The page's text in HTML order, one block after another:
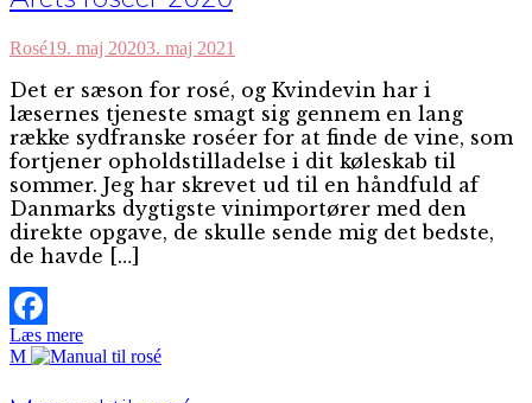
Rosé19. maj 20203. maj 2021
Det er sæson for rosé, og Kvindevin har i
læsernes tjeneste smagt sig gennem en lang
række sydfranske roséer for at finde de vine, som
fortjener opholdstilladelse i dit køleskab til
sommer. Jeg har skrevet ud til en håndfuld af
Danmarks dygtigste vinimportører med den
direkte opgave, de skulle sende mig det bedste,
de havde […]
Facebook
Læs mere
M